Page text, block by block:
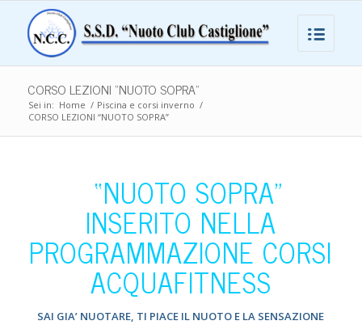
CORSO LEZIONI “NUOTO SOPRA”
Sei in: Home / Piscina e corsi inverno /
CORSO LEZIONI “NUOTO SOPRA”
“NUOTO SOPRA”
INSERITO NELLA
PROGRAMMAZIONE CORSI
ACQUAFITNESS
SAI GIA’ NUOTARE, TI PIACE IL NUOTO E LA SENSAZIONE